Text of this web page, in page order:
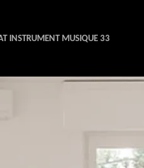
INSTRUMENT MUSIQUE 33